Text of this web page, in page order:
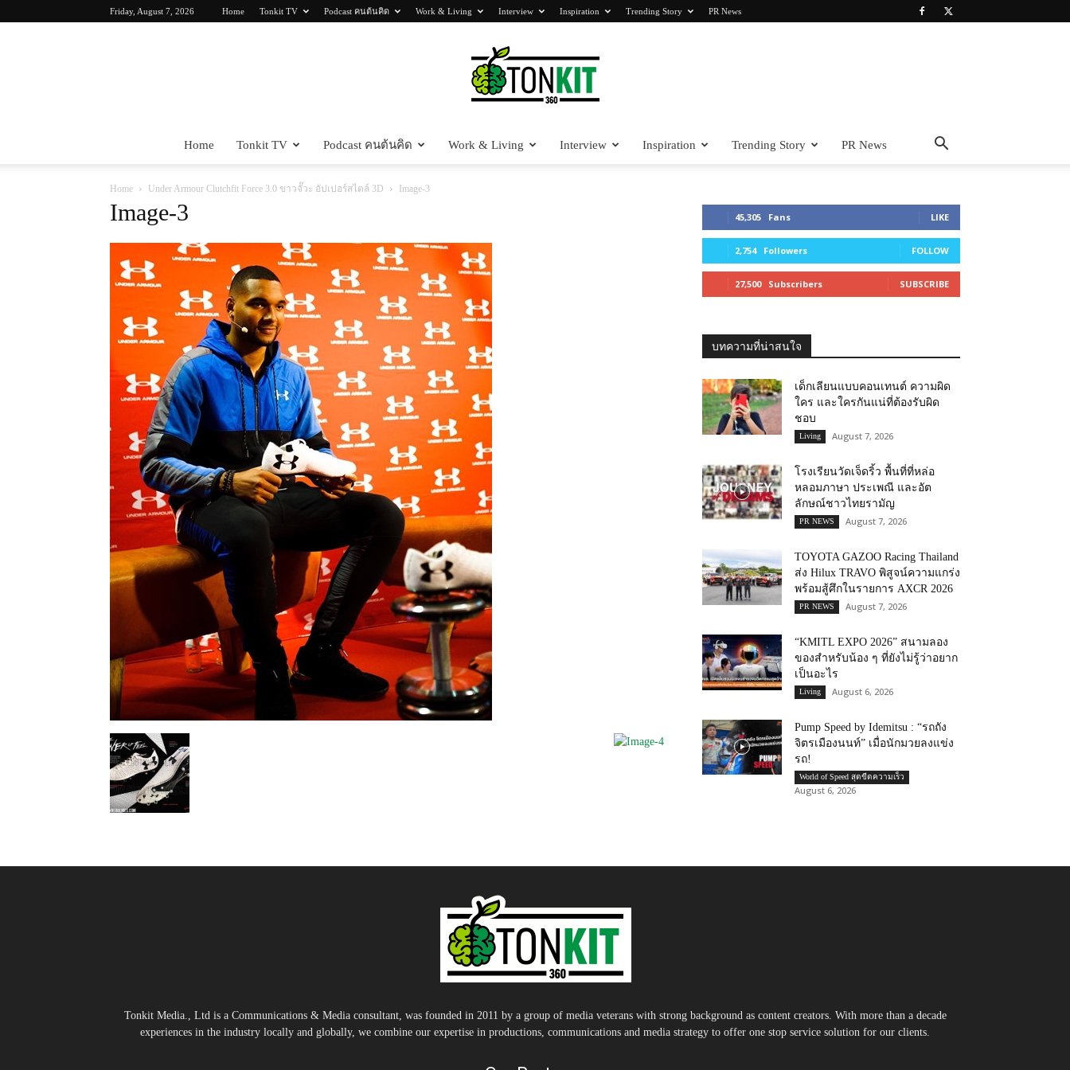
Friday, August 7, 2026 Home Tonkit TV Podcast คนต้นคิด Work & Living Interview Inspiration Trending Story PR News
Home Tonkit TV Podcast คนต้นคิด Work & Living Interview Inspiration Trending Story PR News
Home Under Armour Clutchfit Force 3.0 ขาวจั๊วะ อัปเปอร์สไตล์ 3D Image-3
Image-3 45,305 Fans LIKE
2,754 Followers FOLLOW
27,500 Subscribers SUBSCRIBE
บทความที่น่าสนใจ
เด็กเลียนแบบคอนเทนต์ ความผิด
ใคร และใครกันแน่ที่ต้องรับผิด
ชอบ
Living August 7, 2026
โรงเรียนวัดเจ็ดริ้ว พื้นที่ที่หล่อ
หลอมภาษา ประเพณี และอัต
ลักษณ์ชาวไทยรามัญ
PR NEWS August 7, 2026
TOYOTA GAZOO Racing Thailand
ส่ง Hilux TRAVO พิสูจน์ความแกร่ง
พร้อมสู้ศึกในรายการ AXCR 2026
PR NEWS August 7, 2026
“KMITL EXPO 2026” สนามลอง
ของสำหรับน้อง ๆ ที่ยังไม่รู้ว่าอยาก
เป็นอะไร
Living August 6, 2026
Pump Speed by Idemitsu : “รถถัง
จิตรเมืองนนท์” เมื่อนักมวยลงแข่ง
รถ!
World of Speed สุดขีดความเร็ว
August 6, 2026
Tonkit Media., Ltd is a Communications & Media consultant, was founded in 2011 by a group of media veterans with strong background as content creators. With more than a decade
experiences in the industry locally and globally, we combine our expertise in productions, communications and media strategy to offer one stop service solution for our clients.